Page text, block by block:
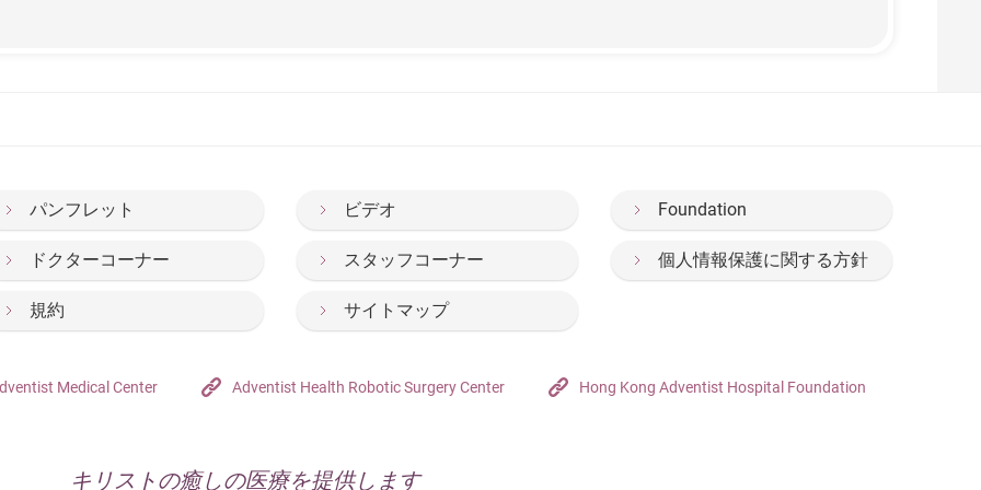
パンフレット ビデオ Foundation
ドクターコーナー スタッフコーナー 個人情報保護に関する方針
規約 サイトマップ
Medical Center Adventist Health Robotic Surgery Center Hong Kong Adventist Hospital Foundation
キリストの癒しの医療を提供します